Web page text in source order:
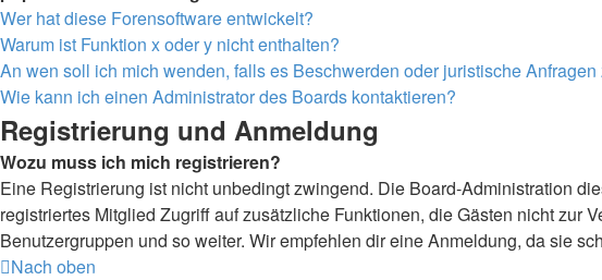
Wer hat diese Forensoftware entwickelt?
Warum ist Funktion x oder y nicht enthalten?
An wen soll ich mich wenden, falls es Beschwerden oder juristische
Wie kann ich einen Administrator des Boards kontaktieren?
Registrierung und Anmeldung
Wozu muss ich mich registrieren?
Eine Registrierung ist nicht unbedingt zwingend. Die Board-Administration
registriertes Mitglied Zugriff auf zusätzliche Funktionen, die Gästen nicht zur
Benutzergruppen und so weiter. Wir empfehlen dir eine Anmeldung, da sie
Nach oben